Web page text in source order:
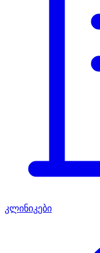
კლინიკები